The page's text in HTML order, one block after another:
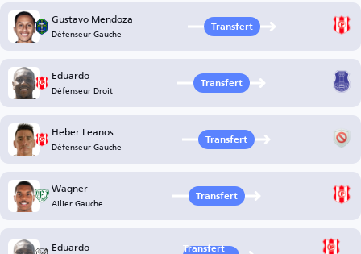
Gustavo Mendoza
Défenseur Gauche Transfert
Eduardo
Défenseur Droit Transfert
Heber Leanos
Défenseur Gauche Transfert
Wagner
Ailier Gauche Transfert
Eduardo Transfert